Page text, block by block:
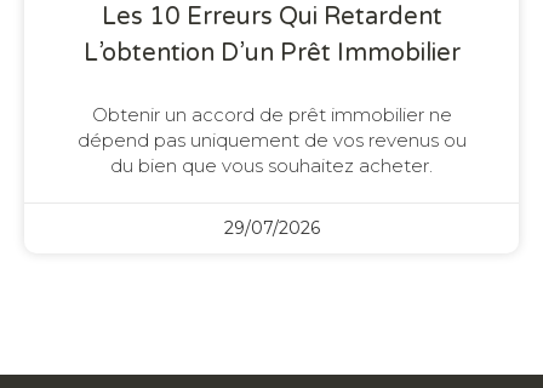
Les 10 Erreurs Qui Retardent
L’obtention D’un Prêt Immobilier
Obtenir un accord de prêt immobilier ne
dépend pas uniquement de vos revenus ou
du bien que vous souhaitez acheter.
29/07/2026